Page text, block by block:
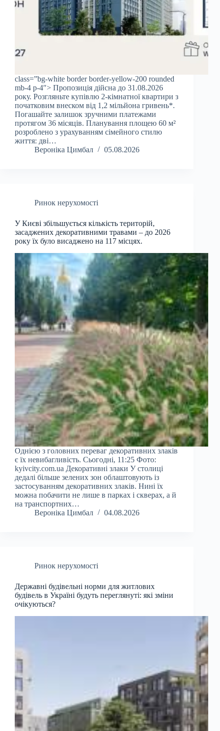
class=”bg-white border border-yellow-200 rounded
mb-4 p-4″> Пропозиція дійсна до 31.08.2026
року. Розгляньте купівлю 2-кімнатної квартири з
початковим внеском від 1,2 мільйона гривень*.
Погашайте залишок зручними платежами
протягом 36 місяців. Планування площею 60 м²
розроблено з урахуванням сімейного стилю
життя: дві…
Вероніка Цимбал
05.08.2026
Ринок нерухомості
У Києві збільшується кількість територій,
засаджених декоративними травами – до 2026
року їх було висаджено на 117 місцях.
Однією з головних переваг декоративних злаків
є їх невибагливість. Сьогодні, 11:25 Фото:
kyivcity.com.ua Декоративні злаки У столиці
дедалі більше зелених зон облаштовують із
застосуванням декоративних злаків. Нині їх
можна побачити не лише в парках і скверах, а й
на транспортних…
Вероніка Цимбал
04.08.2026
Ринок нерухомості
Державні будівельні норми для житлових
будівель в Україні будуть переглянуті: які зміни
очікуються?